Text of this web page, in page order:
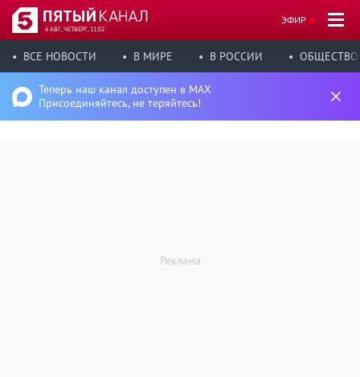
6 АВГ, ЧЕТВЕРГ, 11:02
ЭФИР
ВСЕ НОВОСТИ В МИРЕ В РОССИИ ОБЩЕСТВО
Теперь наш канал доступен в MAX
Присоединяйтесь, не теряйтесь!